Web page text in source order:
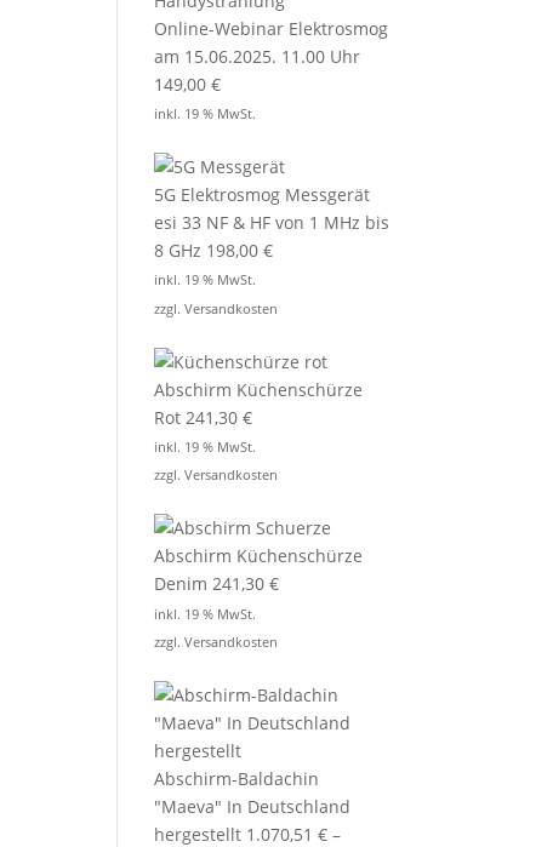
Online-Webinar Elektrosmog
am 15.06.2025. 11.00 Uhr
149,00€
inkl. 19 % MwSt.
5G Elektrosmog Messgerät
esi 33 NF & HF von 1 MHz bis
8 GHz 198,00€
inkl. 19 % MwSt.
zzgl.Versandkosten
Abschirm Küchenschürze
Rot 241,30€
inkl. 19 % MwSt.
zzgl.Versandkosten
Abschirm Küchenschürze
Denim 241,30€
inkl. 19 % MwSt.
zzgl.Versandkosten
Abschirm-Baldachin
"Maeva" In Deutschland
hergestellt 1.070,51€ –